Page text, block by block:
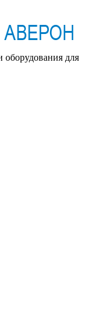
оборудования для